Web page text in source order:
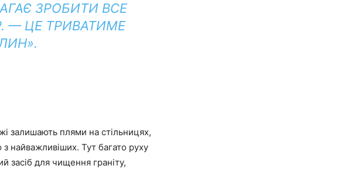
ЗРОБИТИ ВСЕ
— ЦЕ ТРИВАТИМЕ
залишають плями на стільницях,
найважливіших. Тут багато руху
засіб для чищення граніту,